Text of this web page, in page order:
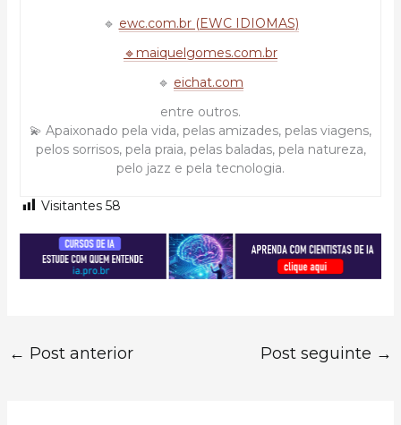
🔹 ewc.com.br (EWC IDIOMAS)
🔹maiquelgomes.com.br
🔹 eichat.com
entre outros.
💫 Apaixonado pela vida, pelas amizades, pelas viagens,
pelos sorrisos, pela praia, pelas baladas, pela natureza,
pelo jazz e pela tecnologia.
Visitantes 58
← Post anterior Post seguinte →